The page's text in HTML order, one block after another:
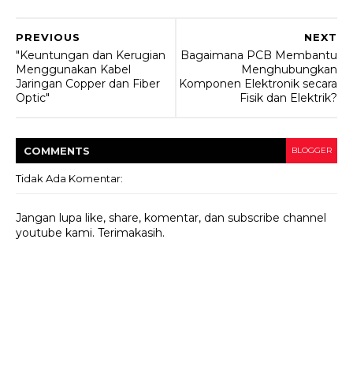
NEXT
Bagaimana PCB Membantu
Menghubungkan
Komponen Elektronik secara
Fisik dan Elektrik?
PREVIOUS
"Keuntungan dan Kerugian
Menggunakan Kabel
Jaringan Copper dan Fiber
Optic"
COMMENTS BLOGGER
Tidak Ada Komentar:
Jangan lupa like, share, komentar, dan subscribe channel
youtube kami. Terimakasih.